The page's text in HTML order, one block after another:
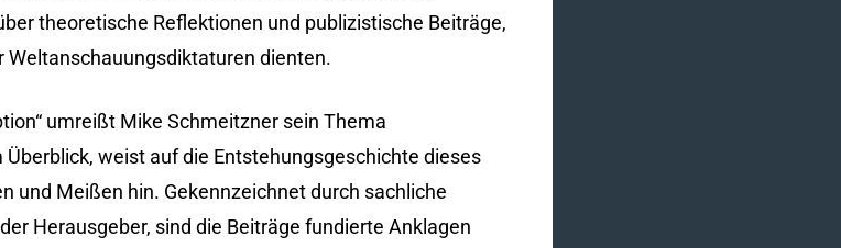
theoretische Reflektionen und publizistische Beiträge,
Weltanschauungsdiktaturen dienten.
umreißt Mike Schmeitzner sein Thema
weist auf die Entstehungsgeschichte dieses
und Meißen hin. Gekennzeichnet durch sachliche
Herausgeber, sind die Beiträge fundierte Anklagen